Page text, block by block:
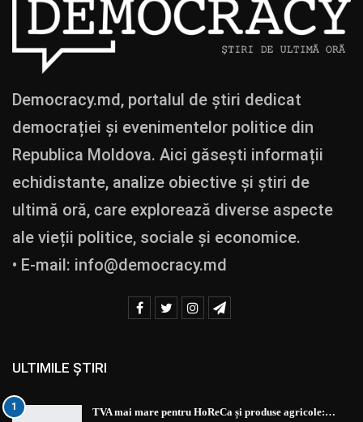
Democracy.md, portalul de știri dedicat
democrației și evenimentelor politice din
Republica Moldova. Aici găsești informații
echidistante, analize obiective și știri de
ultimă oră, care explorează diverse aspecte
ale vieții politice, sociale și economice.
• E-mail: info@democracy.md
ULTIMILE ȘTIRI
1 TVA mai mare pentru HoReCa și produse agricole:…